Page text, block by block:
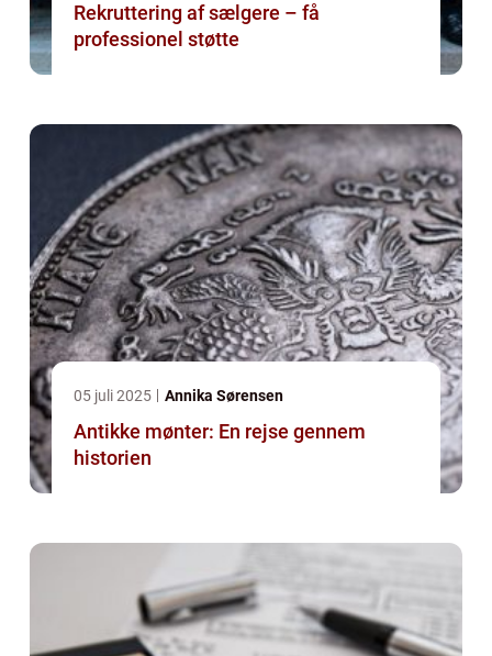
Rekruttering af sælgere – få
professionel støtte
05 juli 2025 Annika Sørensen
Antikke mønter: En rejse gennem
historien